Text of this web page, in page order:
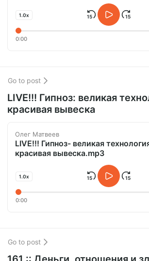
1.0x
0:00
Go to post
LIVE!!! Гипноз: великая
красивая вывеска
Олег Матвеев
LIVE!!! Гипноз- великая
красивая вывеска.mp3
1.0x
0:00
Go to post